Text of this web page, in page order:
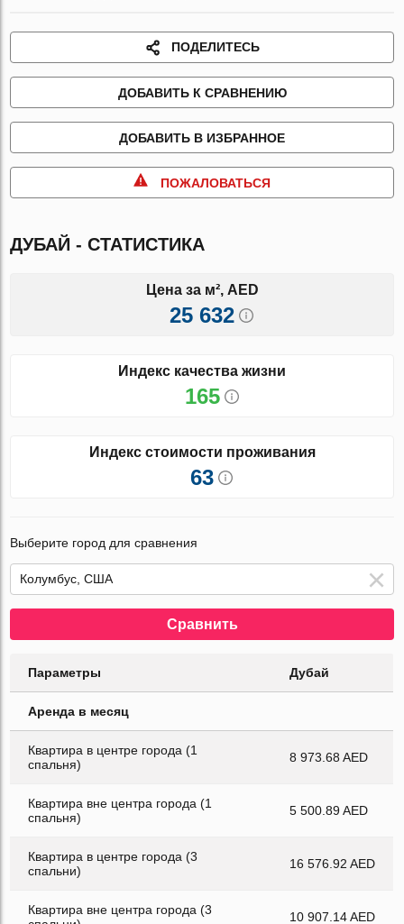
ПОДЕЛИТЕСЬ
ДОБАВИТЬ К СРАВНЕНИЮ
ДОБАВИТЬ В ИЗБРАННОЕ
ПОЖАЛОВАТЬСЯ
ДУБАЙ - СТАТИСТИКА
Цена за м², AED
25 632
Индекс качества жизни
165
Индекс стоимости проживания
63
Выберите город для сравнения
Сравнить
Параметры Дубай
Аренда в месяц
Квартира в центре города (1
спальня)
8 973.68 AED
Квартира вне центра города (1
спальня)
5 500.89 AED
Квартира в центре города (3
спальни)
16 576.92 AED
Квартира вне центра города (3
10 907.14 AED